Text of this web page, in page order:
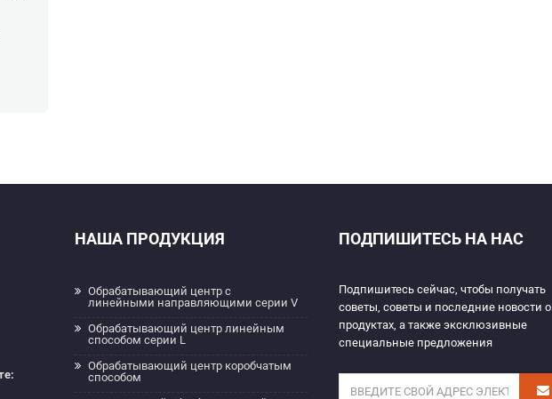
НАША ПРОДУКЦИЯ
Обрабатывающий центр с
линейными направляющими серии V
Обрабатывающий центр линейным
способом серии L
Обрабатывающий центр коробчатым
способом
ПОДПИШИТЕСЬ НА НАС
Подпишитесь сейчас, чтобы получать
советы, советы и последние новости о
продуктах, а также эксклюзивные
специальные предложения